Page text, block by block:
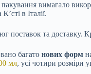
вимагало
в Італії.
поставок та
багато нових форм
мл, усі чотири розміри